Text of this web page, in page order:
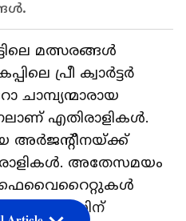
മത്സരങ്ങൾ
പ്രീ ക്വാർട്ടർ
ചാമ്പ്യന്മാരായ
എതിരാളികൾ.
അർജന്റീനയ്ക്ക്
അതേസമയം
ഫെവൈറൈറ്റുകൾ
ഫ്രാൻസിന്